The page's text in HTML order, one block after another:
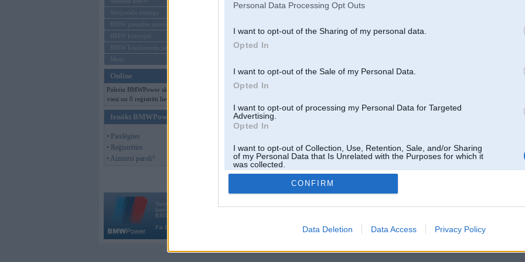
Personal Data Processing Opt Outs
I want to opt-out of the Sharing of my personal data.
Opted In
I want to opt-out of the Sale of my Personal Data.
Opted In
I want to opt-out of processing my Personal Data for Targeted
Advertising.
Opted In
I want to opt-out of Collection, Use, Retention, Sale, and/or Sharing
of my Personal Data that Is Unrelated with the Purposes for which it
was collected.
Opted Out
CONFIRM
Data Deletion Data Access Privacy Policy
Sērijveida tūnings
BMW pasaules jaunumi
BMW koncepti
BMW konkurentu jaunumi
Moto
Online
Pašreiz BMWPower skatās 117
viesi un 0 reģistrēti lietotāji.
Ienākt BMWPower
• Pieslēgties
• Reģistrēties
• Aizmirsi paroli?
Vortāls BMWPower.lv darbojas
kopš 2002. gada 14. maija. Tas nav auto klubs un nav saistīts ar
BMW AG.
Par BMWPower